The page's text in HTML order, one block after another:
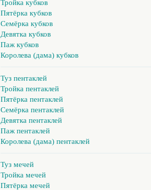
Тройка кубков
Пятёрка кубков
Семёрка кубков
Девятка кубков
Паж кубков
Королева (дама) кубков
Туз пентаклей
Тройка пентаклей
Пятёрка пентаклей
Семёрка пентаклей
Девятка пентаклей
Паж пентаклей
Королева (дама) пентаклей
Туз мечей
Тройка мечей
Пятёрка мечей